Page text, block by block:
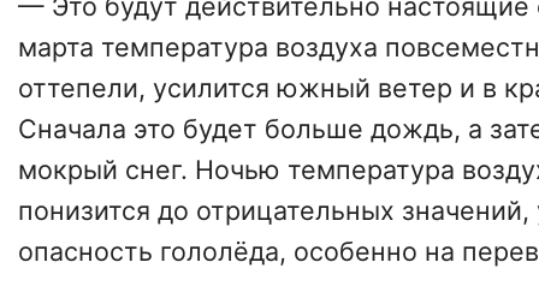
марта температура воздуха
оттепели, усилится южный ветер и в
Сначала это будет больше дождь, а
мокрый снег. Ночью температура
понизится до отрицательных значений,
опасность гололёда, особенно на